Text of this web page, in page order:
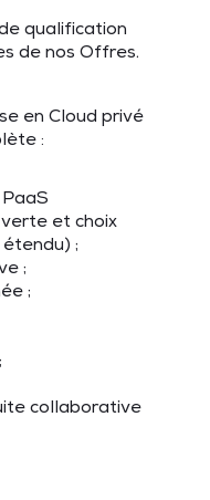
qualification
de nos Offres.
en Cloud privé
:
et choix
;
;
;
collaborative